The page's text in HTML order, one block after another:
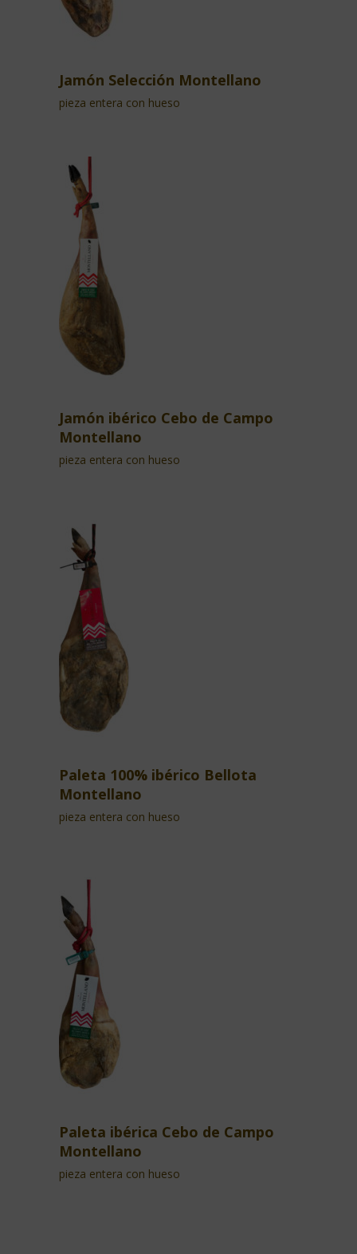
Jamón Selección Montellano
pieza entera con hueso
Jamón ibérico Cebo de Campo
Montellano
pieza entera con hueso
Paleta 100% ibérico Bellota
Montellano
pieza entera con hueso
Paleta ibérica Cebo de Campo
Montellano
pieza entera con hueso